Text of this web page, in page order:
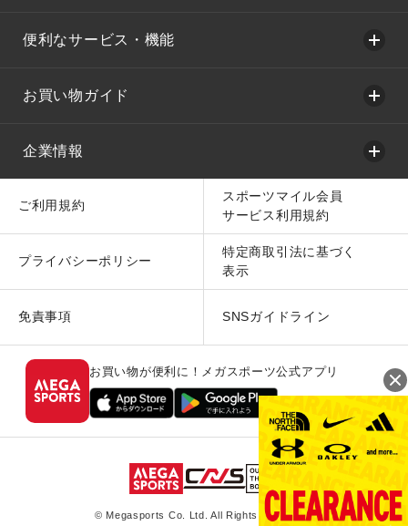
便利なサービス・機能
お買い物ガイド
企業情報
ご利用規約
スポーツマイル会員
サービス利用規約
プライバシーポリシー
特定商取引法に基づく
表示
免責事項 SNSガイドライン
お買い物が便利に！メガスポーツ公式アプリ
© Megasports Co. Ltd. All Rights Reserved.